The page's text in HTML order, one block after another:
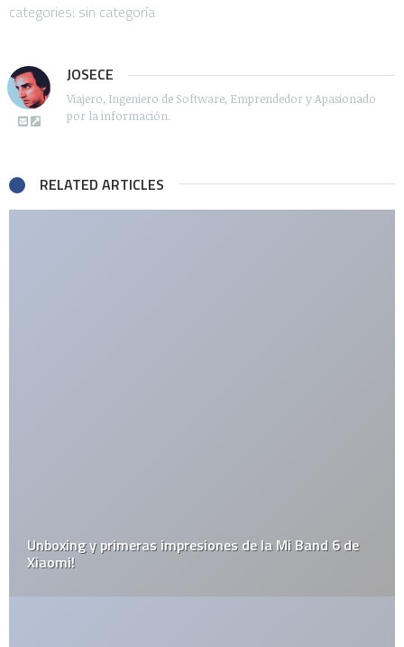
categories: sin categoría
JOSECE
Viajero, Ingeniero de Software, Emprendedor y Apasionado
por la información.
RELATED ARTICLES